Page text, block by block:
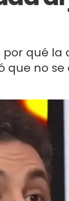
qué la
no